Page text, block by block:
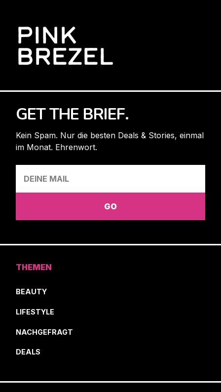
PINK
BREZEL
GET THE BRIEF.
Kein Spam. Nur die besten Deals & Stories, einmal
im Monat. Ehrenwort.
THEMEN
BEAUTY
LIFESTYLE
NACHGEFRAGT
DEALS